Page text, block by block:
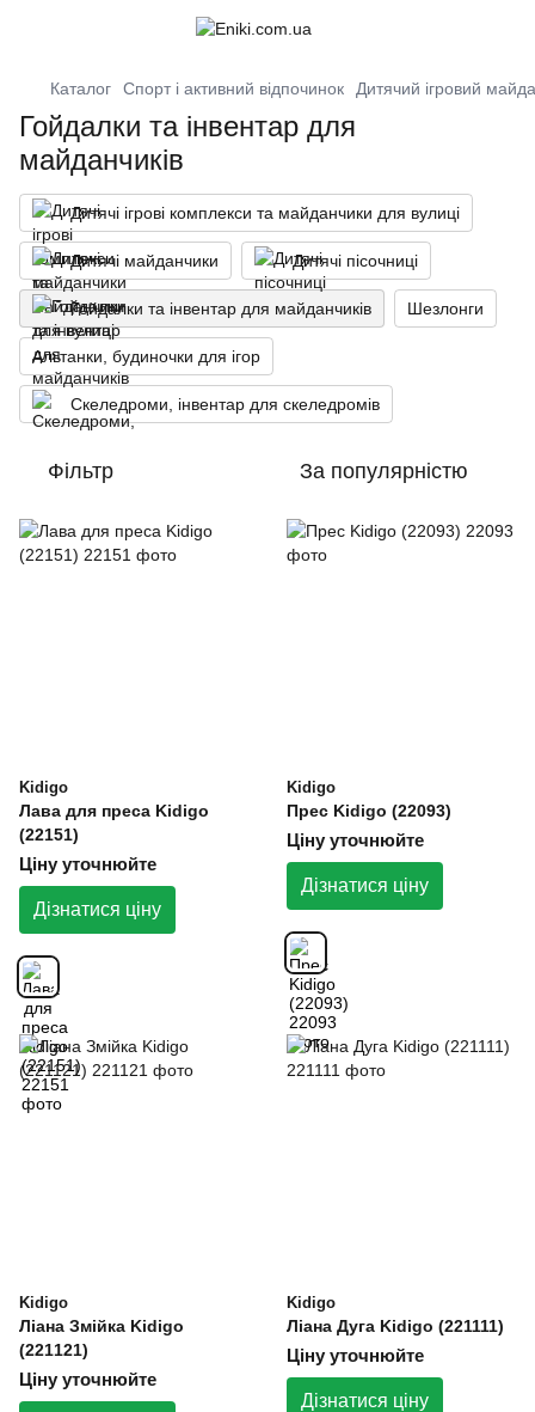
Каталог Спорт і активний відпочинок Дитячий ігровий
Гойдалки та інвентар для
майданчиків
Дитячі ігрові комплекси та майданчики для вулиці
Дитячі майданчики Дитячі пісочниці
Гойдалки та інвентар для майданчиків Шезлонги
Альтанки, будиночки для ігор
Скеледроми, інвентар для скеледромів
Фільтр За популярністю
Kidigo
Лава для преса Kidigo
(22151)
Ціну уточнюйте
Дізнатися ціну
Kidigo
Прес Kidigo (22093)
Ціну уточнюйте
Дізнатися ціну
Kidigo
Ліана Змійка Kidigo
(221121)
Ціну уточнюйте
Kidigo
Ліана Дуга Kidigo (221111)
Ціну уточнюйте
Дізнатися ціну